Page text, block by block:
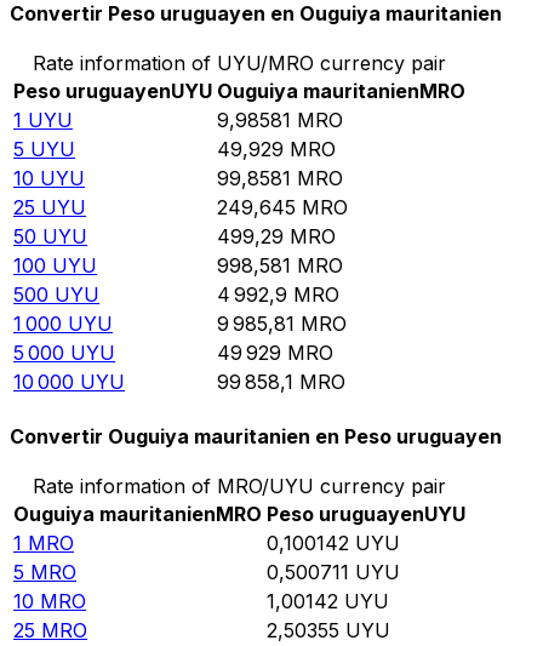
Convertir Peso uruguayen en Ouguiya mauritanien
Rate information of UYU/MRO currency pair
Peso uruguayenUYU Ouguiya mauritanienMRO
1 UYU 9,98581 MRO
5 UYU 49,929 MRO
10 UYU 99,8581 MRO
25 UYU 249,645 MRO
50 UYU 499,29 MRO
100 UYU 998,581 MRO
500 UYU 4 992,9 MRO
1 000 UYU 9 985,81 MRO
5 000 UYU 49 929 MRO
10 000 UYU 99 858,1 MRO
Convertir Ouguiya mauritanien en Peso uruguayen
Rate information of MRO/UYU currency pair
Ouguiya mauritanienMRO Peso uruguayenUYU
1 MRO 0,100142 UYU
5 MRO 0,500711 UYU
10 MRO 1,00142 UYU
25 MRO 2,50355 UYU